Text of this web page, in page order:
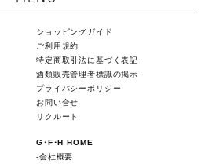
ショッピングガイド
ご利用規約
特定商取引法に基づく表記
酒類販売管理者標識の掲示
プライバシーポリシー
お問い合せ
リクルート
G･F･H HOME
会社概要